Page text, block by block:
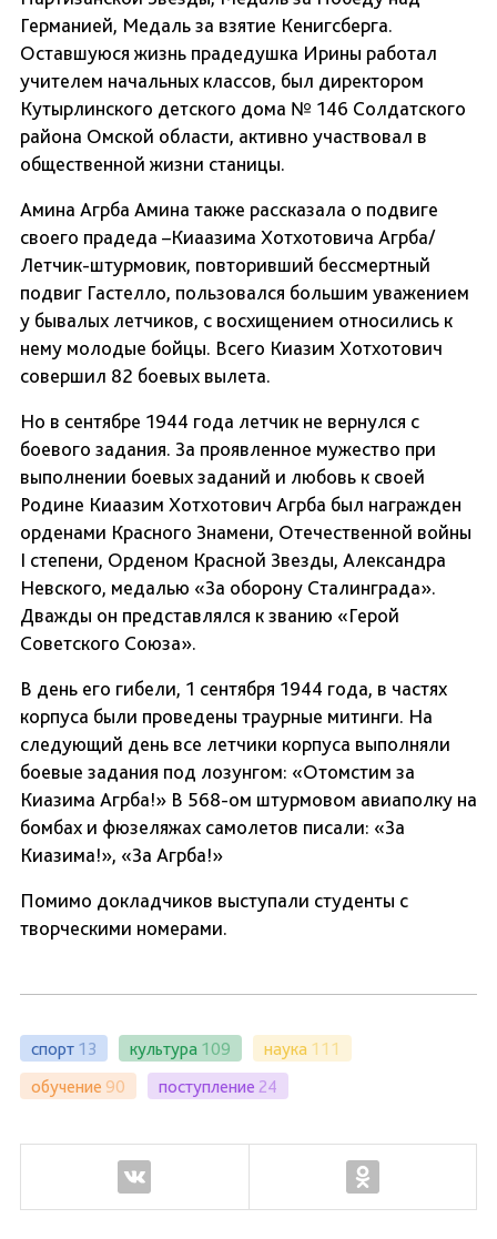
Германией, Медаль за взятие Кенигсберга.
Оставшуюся жизнь прадедушка Ирины работал
учителем начальных классов, был директором
Кутырлинского детского дома № 146 Солдатского
района Омской области, активно участвовал в
общественной жизни станицы.
Амина Агрба Амина также рассказала о подвиге
своего прадеда –Киаазима Хотхотовича Агрба/
Летчик-штурмовик, повторивший бессмертный
подвиг Гастелло, пользовался большим уважением
у бывалых летчиков, с восхищением относились к
нему молодые бойцы. Всего Киазим Хотхотович
совершил 82 боевых вылета.
Но в сентябре 1944 года летчик не вернулся с
боевого задания. За проявленное мужество при
выполнении боевых заданий и любовь к своей
Родине Киаазим Хотхотович Агрба был награжден
орденами Красного Знамени, Отечественной войны
I степени, Орденом Красной Звезды, Александра
Невского, медалью «За оборону Сталинграда».
Дважды он представлялся к званию «Герой
Советского Союза».
В день его гибели, 1 сентября 1944 года, в частях
корпуса были проведены траурные митинги. На
следующий день все летчики корпуса выполняли
боевые задания под лозунгом: «Отомстим за
Киазима Агрба!» В 568-ом штурмовом авиаполку на
бомбах и фюзеляжах самолетов писали: «За
Киазима!», «За Агрба!»
Помимо докладчиков выступали студенты с
творческими номерами.
спорт 13 культура 109 наука 111
обучение 90 поступление 24